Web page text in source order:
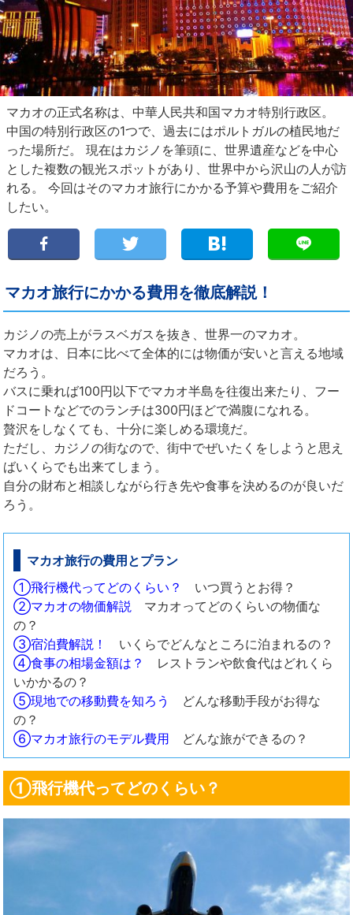
マカオの正式名称は、中華人民共和国マカオ特別行政区。
中国の特別行政区の1つで、過去にはポルトガルの植民地だ
った場所だ。 現在はカジノを筆頭に、世界遺産などを中心
とした複数の観光スポットがあり、世界中から沢山の人が訪
れる。 今回はそのマカオ旅行にかかる予算や費用をご紹介
したい。
マカオ旅行にかかる費用を徹底解説！
カジノの売上がラスベガスを抜き、世界一のマカオ。
マカオは、日本に比べて全体的には物価が安いと言える地域
だろう。
バスに乗れば100円以下でマカオ半島を往復出来たり、フー
ドコートなどでのランチは300円ほどで満腹になれる。
贅沢をしなくても、十分に楽しめる環境だ。
ただし、カジノの街なので、街中でぜいたくをしようと思え
ばいくらでも出来てしまう。
自分の財布と相談しながら行き先や食事を決めるのが良いだ
ろう。
マカオ旅行の費用とプラン
①飛行機代ってどのくらい？
いつ買うとお得？
②マカオの物価解説 マカオってどのくらいの物価な
の？
③宿泊費解説！
いくらでどんなところに泊まれるの？
④食事の相場金額は？
レストランや飲食代はどれくら
いかかるの？
⑤現地での移動費を知ろう
どんな移動手段がお得な
の？
⑥マカオ旅行のモデル費用 どんな旅ができるの？
①飛行機代ってどのくらい？